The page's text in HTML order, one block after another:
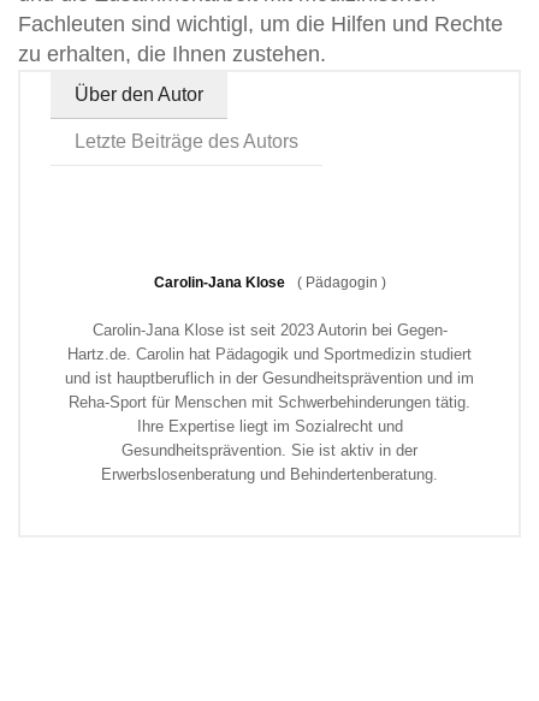
Fachleuten sind wichtigl, um die Hilfen und Rechte
zu erhalten, die Ihnen zustehen.
Über den Autor
Letzte Beiträge des Autors
Carolin-Jana Klose (Pädagogin )
Carolin-Jana Klose ist seit 2023 Autorin bei Gegen-
Hartz.de. Carolin hat Pädagogik und Sportmedizin studiert
und ist hauptberuflich in der Gesundheitsprävention und im
Reha-Sport für Menschen mit Schwerbehinderungen tätig.
Ihre Expertise liegt im Sozialrecht und
Gesundheitsprävention. Sie ist aktiv in der
Erwerbslosenberatung und Behindertenberatung.